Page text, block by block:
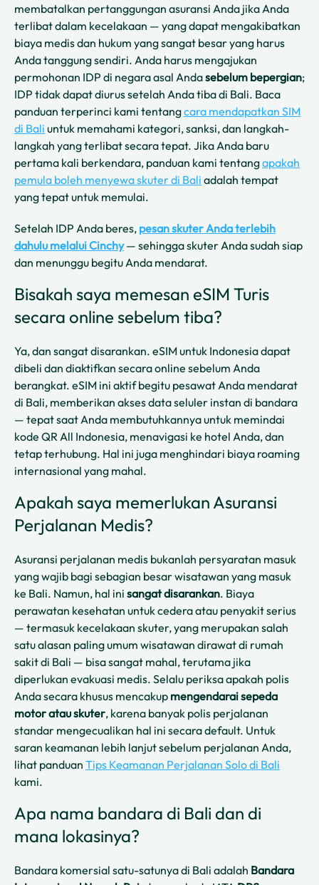
membatalkan pertanggungan asuransi Anda jika Anda
terlibat dalam kecelakaan — yang dapat mengakibatkan
biaya medis dan hukum yang sangat besar yang harus
Anda tanggung sendiri. Anda harus mengajukan
permohonan IDP di negara asal Andasebelum bepergian;
IDP tidak dapat diurus setelah Anda tiba di Bali. Baca
panduan terperinci kami tentangcara mendapatkan SIM
di Bali untuk memahami kategori, sanksi, dan langkah-
langkah yang terlibat secara tepat. Jika Anda baru
pertama kali berkendara, panduan kami tentangapakah
pemula boleh menyewa skuter di Bali adalah tempat
yang tepat untuk memulai.
Setelah IDP Anda beres, pesan skuter Anda terlebih
dahulu melalui Cinchy— sehingga skuter Anda sudah siap
dan menunggu begitu Anda mendarat.
Bisakah saya memesan eSIM Turis
secara online sebelum tiba?
Ya, dan sangat disarankan. eSIM untuk Indonesia dapat
dibeli dan diaktifkan secara online sebelum Anda
berangkat. eSIM ini aktif begitu pesawat Anda mendarat
di Bali, memberikan akses data seluler instan di bandara
— tepat saat Anda membutuhkannya untuk memindai
kode QR All Indonesia, menavigasi ke hotel Anda, dan
tetap terhubung. Hal ini juga menghindari biaya roaming
internasional yang mahal.
Apakah saya memerlukan Asuransi
Perjalanan Medis?
Asuransi perjalanan medis bukanlah persyaratan masuk
yang wajib bagi sebagian besar wisatawan yang masuk
ke Bali. Namun, hal ini sangat disarankan. Biaya
perawatan kesehatan untuk cedera atau penyakit serius
— termasuk kecelakaan skuter, yang merupakan salah
satu alasan paling umum wisatawan dirawat di rumah
sakit di Bali — bisa sangat mahal, terutama jika
diperlukan evakuasi medis. Selalu periksa apakah polis
Anda secara khusus mencakup mengendarai sepeda
motor atau skuter, karena banyak polis perjalanan
standar mengecualikan hal ini secara default. Untuk
saran keamanan lebih lanjut sebelum perjalanan Anda,
lihat panduan Tips Keamanan Perjalanan Solo di Bali
kami.
Apa nama bandara di Bali dan di
mana lokasinya?
Bandara komersial satu-satunya di Bali adalah Bandara